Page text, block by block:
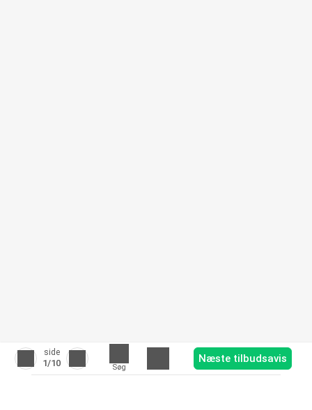
side
1/10 Søg
Næste tilbudsavis